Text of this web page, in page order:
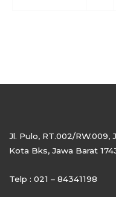
Jl. Pulo, RT.002/RW.009,
Kota Bks, Jawa Barat
Telp : 021 – 84341198